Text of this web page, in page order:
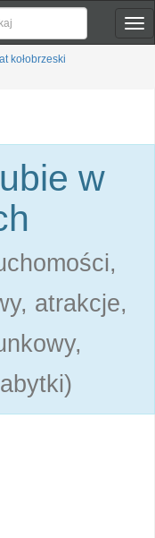
kołobrzeski
w
atrakcje,